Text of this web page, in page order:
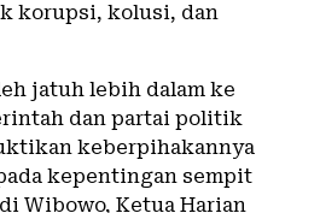
korupsi, kolusi, dan
jatuh lebih dalam ke
dan partai politik
keberpihakannya
kepentingan sempit
Wibowo, Ketua Harian